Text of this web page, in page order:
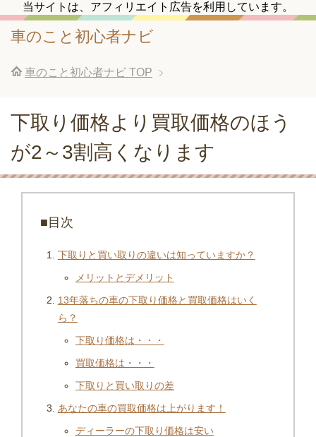
当サイトは、アフィリエイト広告を利用しています。
車のこと初心者ナビ
車のこと初心者ナビ TOP
下取り価格より買取価格のほう
が2～3割高くなります
■目次
下取りと買い取りの違いは知っていますか？
メリットとデメリット
13年落ちの車の下取り価格と買取価格はいく
ら？
下取り価格は・・・
買取価格は・・・
下取りと買い取りの差
あなたの車の買取価格は上がります！
ディーラーの下取り価格は安い